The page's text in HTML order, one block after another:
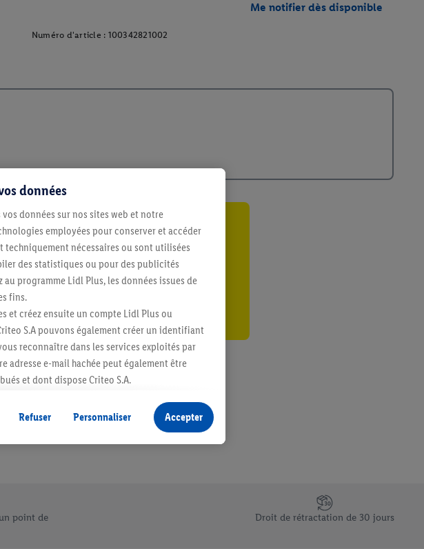
Me notifier dès disponible
Numéro d'article : 100342821002
au courant
vous à la newsletter
S'abonner
point de
Droit de rétractation de 30 jours
données
données sur nos sites web et notre
employées pour conserver et accéder
nécessaires ou sont utilisées
des statistiques ou pour des publicités
programme Lidl Plus, les données issues de
fins.
et créez ensuite un compte Lidl Plus ou
S.A pouvons également créer un identifiant
reconnaître dans les services exploités par
adresse e-mail hachée peut également être
et dont dispose Criteo S.A.
panier d’un webshop mais sans procéder à
services de Lidl si plusieurs terminaux ou
e-mail hachée et, le cas échéant, d’autres
des technologies nécessaires. En cliquant sur
susmentionnées. Vous trouverez de plus amples
Refuser Personnaliser Accepter